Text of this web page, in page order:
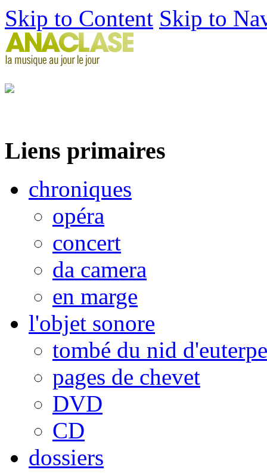
Skip to Content Skip to
Liens primaires
chroniques
opéra
concert
da camera
en marge
l'objet sonore
tombé du nid d'euterpe
pages de chevet
DVD
CD
dossiers